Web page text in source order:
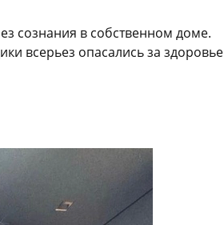
сознания в собственном доме.
всерьез опасались за здоровье